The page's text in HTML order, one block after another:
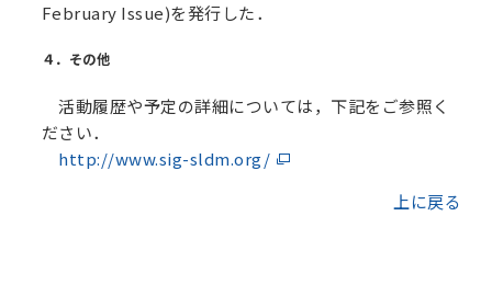
February Issue)を発行した．
４．その他
活動履歴や予定の詳細については，下記をご参照く
ださい．
http://www.sig-sldm.org/
上に戻る